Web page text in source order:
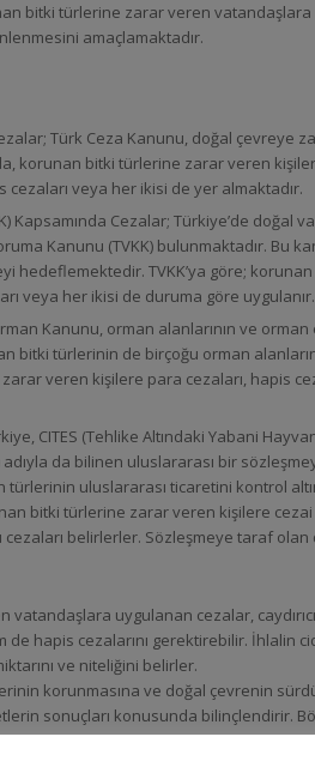
bitki türlerine zarar veren
amaçlamaktadır.
Türk Ceza Kanunu, doğal çevreye
korunan bitki türlerine zarar veren
cezaları veya her ikisi de yer almaktadır.
Kapsamında Cezalar; Türkiye’de doğal
Kanunu (TVKK) bulunmaktadır. Bu
hedeflemektedir. TVKK’ya göre;
veya her ikisi de duruma göre uygulanır.
Kanunu, orman alanlarının ve
bitki türlerinin de birçoğu orman
veren kişilere para cezaları, hapis
CITES (Tehlike Altındaki Yabani
da bilinen uluslararası bir
uluslararası ticaretini kontrol
bitki türlerine zarar veren kişilere cezai
belirlerler. Sözleşmeye taraf
uygulanan cezalar,
de hapis cezalarını gerektirebilir. İhlalin
ve niteliğini belirler.
korunmasına ve doğal çevrenin
sonuçları konusunda bilinçlendirir.